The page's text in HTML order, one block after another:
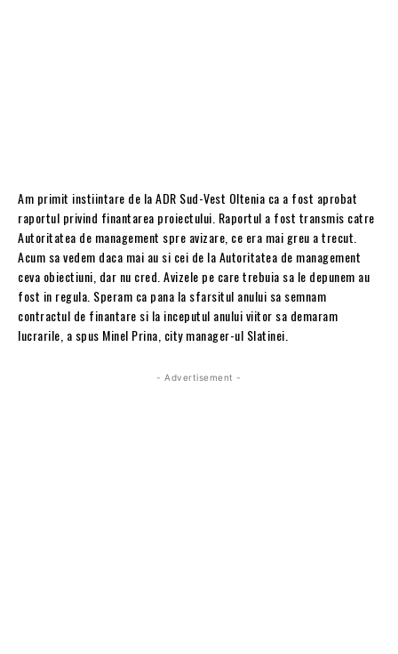
Am primit instiintare de la ADR Sud-Vest Oltenia ca a fost aprobat
raportul privind finantarea proiectului. Raportul a fost transmis catre
Autoritatea de management spre avizare, ce era mai greu a trecut.
Acum sa vedem daca mai au si cei de la Autoritatea de management
ceva obiectiuni, dar nu cred. Avizele pe care trebuia sa le depunem au
fost in regula. Speram ca pana la sfarsitul anului sa semnam
contractul de finantare si la inceputul anului viitor sa demaram
lucrarile, a spus Minel Prina, city manager-ul Slatinei.
- Advertisement -